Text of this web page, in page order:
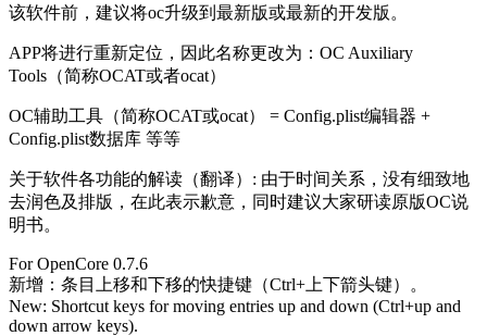
该软件前，建议将oc升级到最新版或最新的开发版。
APP将进行重新定位，因此名称更改为：OC Auxiliary
Tools（简称OCAT或者ocat）
OC辅助工具（简称OCAT或ocat） = Config.plist编辑器 +
Config.plist数据库 等等
关于软件各功能的解读（翻译）: 由于时间关系，没有细致地
去润色及排版，在此表示歉意，同时建议大家研读原版OC说
明书。
For OpenCore 0.7.6
新增：条目上移和下移的快捷键（Ctrl+上下箭头键）。
New: Shortcut keys for moving entries up and down (Ctrl+up and
down arrow keys).